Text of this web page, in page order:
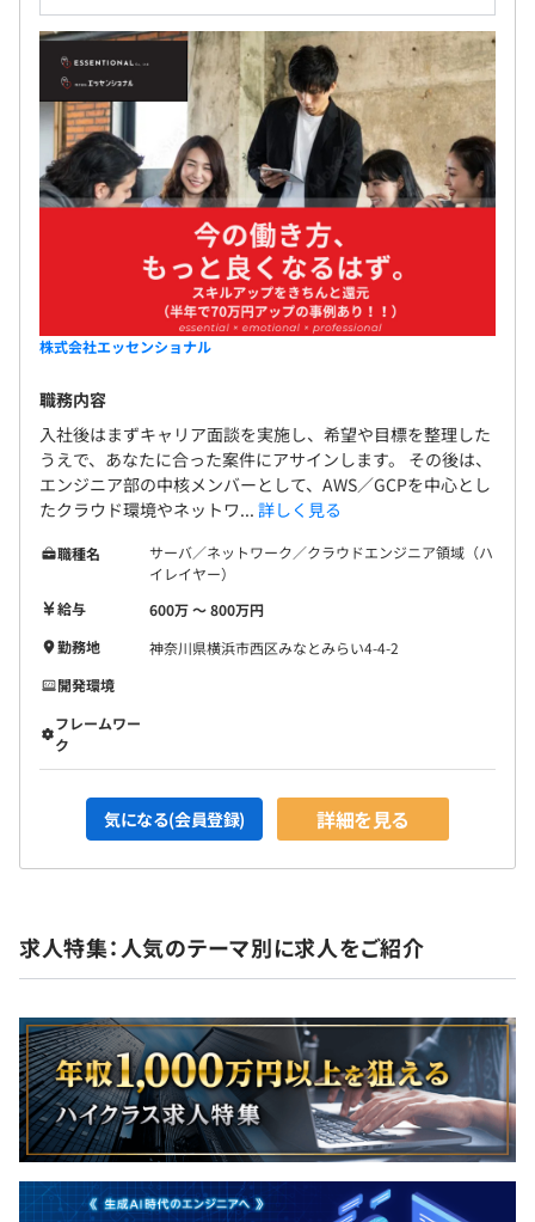
株式会社エッセンショナル
職務内容
入社後はまずキャリア面談を実施し、希望や目標を整理した
うえで、あなたに合った案件にアサインします。 その後は、
エンジニア部の中核メンバーとして、AWS／GCPを中心とし
たクラウド環境やネットワ... 詳しく見る
職種名
サーバ／ネットワーク／クラウドエンジニア領域（ハ
イレイヤー）
給与
600万 〜 800万円
勤務地
神奈川県横浜市西区みなとみらい4-4-2
開発環境
フレームワー
ク
気になる(会員登録) 詳細を見る
求人特集：人気のテーマ別に求人をご紹介